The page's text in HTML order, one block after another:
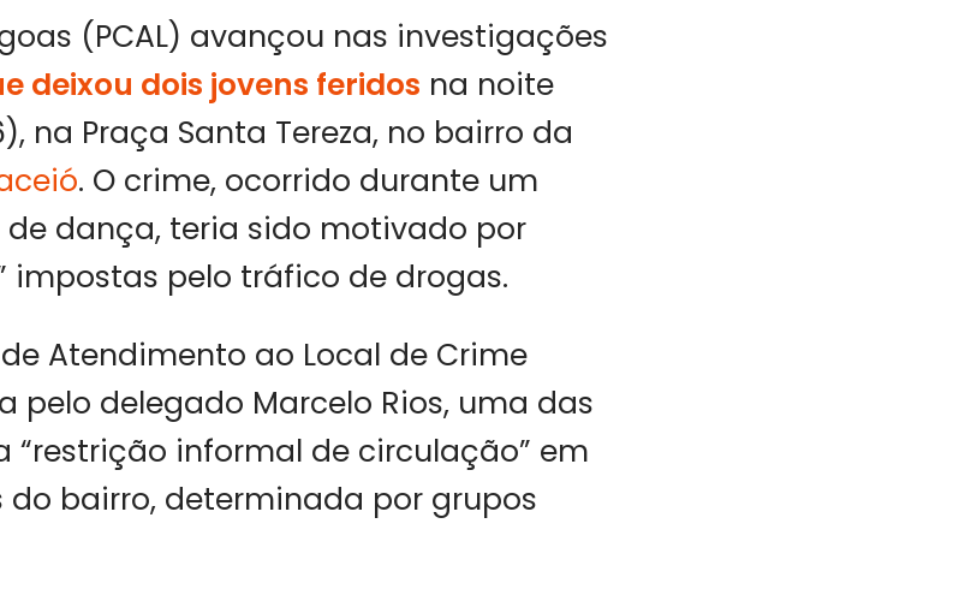
(PCAL) avançou nas investigações
deixou dois jovens feridos na noite
na Praça Santa Tereza, no bairro da
. O crime, ocorrido durante um
dança, teria sido motivado por
impostas pelo tráfico de drogas.
Atendimento ao Local de Crime
pelo delegado Marcelo Rios, uma das
“restrição informal de circulação” em
bairro, determinada por grupos